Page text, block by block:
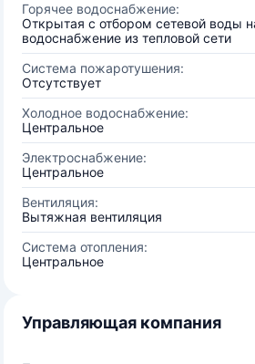
Горячее водоснабжение:
Открытая с отбором сетевой воды
водоснабжение из тепловой сети
Система пожаротушения:
Отсутствует
Холодное водоснабжение:
Центральное
Электроснабжение:
Центральное
Вентиляция:
Вытяжная вентиляция
Система отопления:
Центральное
Управляющая компания